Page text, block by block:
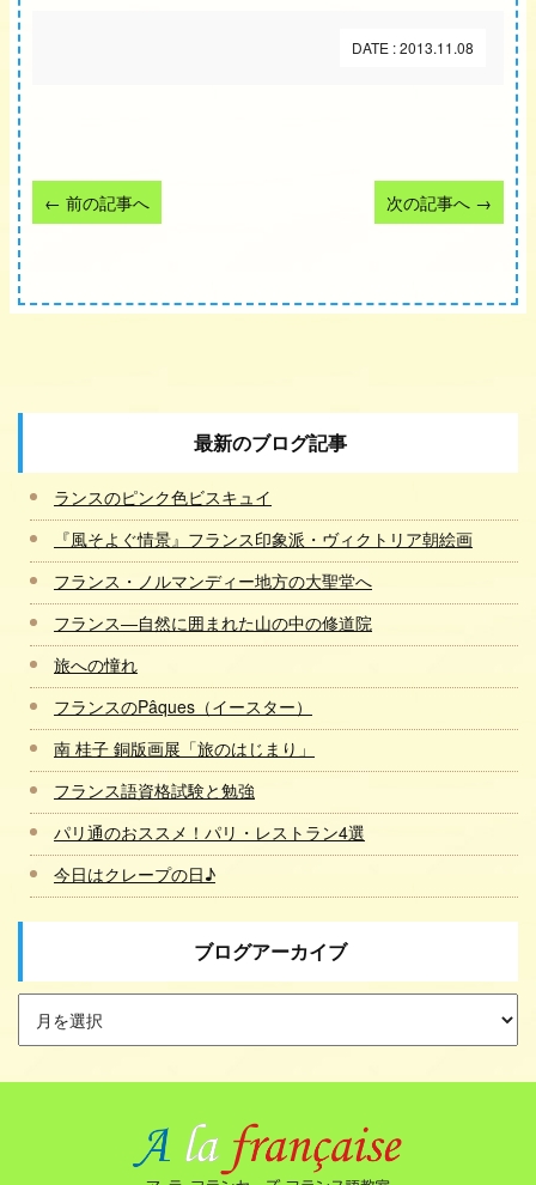
DATE : 2013.11.08
← 前の記事へ 次の記事へ →
最新のブログ記事
ランスのピンク色ビスキュイ
『風そよぐ情景』フランス印象派・ヴィクトリア朝絵画
フランス・ノルマンディー地方の大聖堂へ
フランス―自然に囲まれた山の中の修道院
旅への憧れ
フランスのPâques（イースター）
南 桂子 銅版画展「旅のはじまり」
フランス語資格試験と勉強
パリ通のおススメ！パリ・レストラン4選
今日はクレープの日♪
ブログアーカイブ